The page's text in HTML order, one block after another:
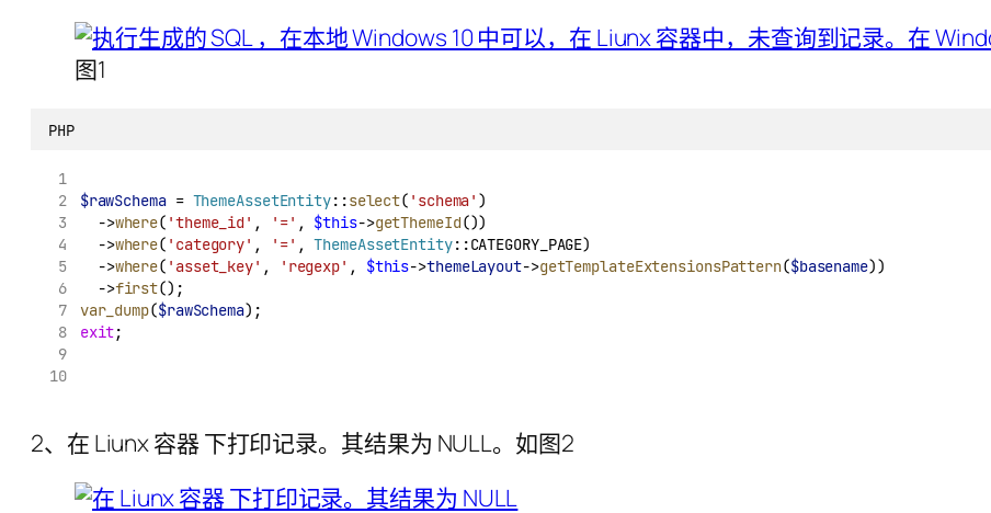
图1
PHP
$rawSchema = ThemeAssetEntity::select( 'schema' )
	->
where( 'theme_id' , '=' , $this->getThemeId())
	->
where( 'category' , '=' , ThemeAssetEntity::CATEGORY_PAGE)
	->
where( 'asset_key' , 'regexp' , $this->themeLayout->getTemplateExtensionsPattern($basename))
	->
first();
var_dump($rawSchema);
exit;
2、在 Liunx 容器 下打印记录。其结果为 NULL。如图2